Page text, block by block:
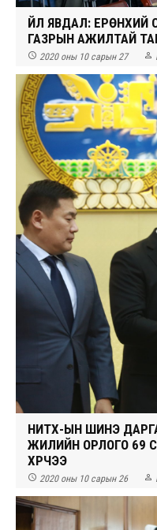
ҮЙЛ ЯВДАЛ:
ГАЗРЫН АЖИЛТАЙ
 2020 оны 10 сарын 27 
НИТХ-ЫН ШИНЭ
ЖИЛИЙН ОРЛОГО 69
ХҮРЧЭЭ
 2020 оны 10 сарын 26 